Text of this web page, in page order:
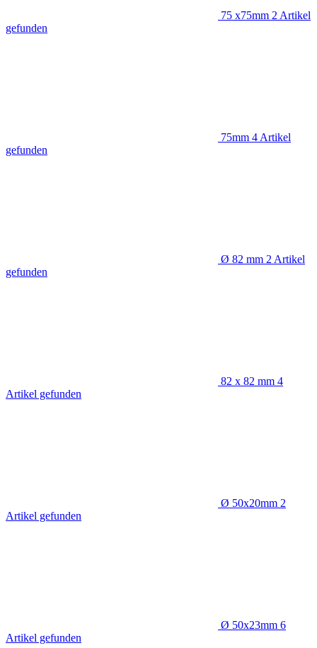
75 x75mm 2 Artikel
gefunden
75mm 4 Artikel
gefunden
Ø 82 mm 2 Artikel
gefunden
82 x 82 mm 4
Artikel gefunden
Ø 50x20mm 2
Artikel gefunden
Ø 50x23mm 6
Artikel gefunden